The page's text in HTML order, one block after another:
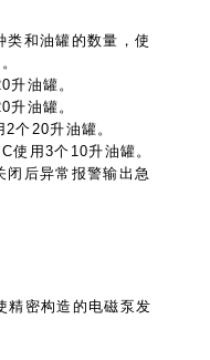
类和油罐的数量，使
升油罐。
升油罐。
个20升油罐。
使用3个10升油罐。
闭后异常报警输出急
精密构造的电磁泵发